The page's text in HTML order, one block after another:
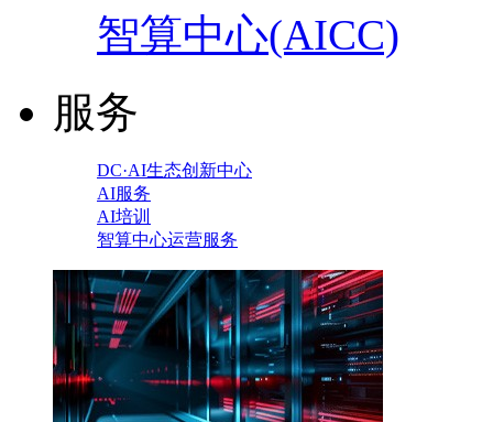
智算中心(AICC)
服务
DC·AI生态创新中心
AI服务
AI培训
智算中心运营服务